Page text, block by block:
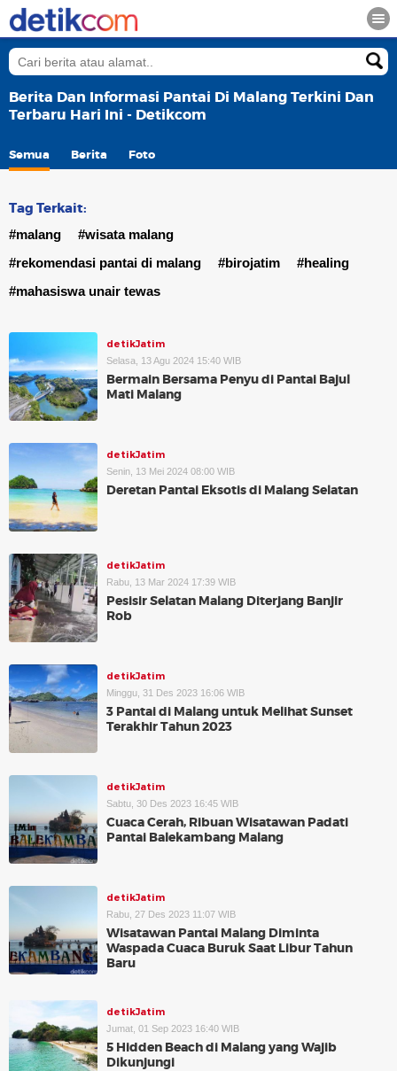
Berita Dan Informasi Pantai Di Malang Terkini Dan
Terbaru Hari Ini - Detikcom
Semua Berita Foto
Tag Terkait:
#malang
#wisata malang
#rekomendasi pantai di malang
#birojatim
#healing
#mahasiswa unair tewas
detikJatim
Selasa, 13 Agu 2024 15:40 WIB
Bermain Bersama Penyu di Pantai Bajul
Mati Malang
detikJatim
Senin, 13 Mei 2024 08:00 WIB
Deretan Pantai Eksotis di Malang Selatan
detikJatim
Rabu, 13 Mar 2024 17:39 WIB
Pesisir Selatan Malang Diterjang Banjir
Rob
detikJatim
Minggu, 31 Des 2023 16:06 WIB
3 Pantai di Malang untuk Melihat Sunset
Terakhir Tahun 2023
detikJatim
Sabtu, 30 Des 2023 16:45 WIB
Cuaca Cerah, Ribuan Wisatawan Padati
Pantai Balekambang Malang
detikJatim
Rabu, 27 Des 2023 11:07 WIB
Wisatawan Pantai Malang Diminta
Waspada Cuaca Buruk Saat Libur Tahun
Baru
detikJatim
Jumat, 01 Sep 2023 16:40 WIB
5 Hidden Beach di Malang yang Wajib
Dikunjungi